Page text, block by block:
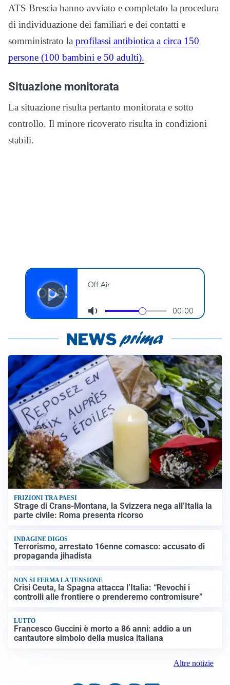
ATS Brescia hanno avviato e completato la procedura
di individuazione dei familiari e dei contatti e
somministrato la profilassi antibiotica a circa 150
persone (100 bambini e 50 adulti).
Situazione monitorata
La situazione risulta pertanto monitorata e sotto
controllo. Il minore ricoverato risulta in condizioni
stabili.
FRIZIONI TRA PAESI
Strage di Crans-Montana, la Svizzera nega all’Italia la
parte civile: Roma presenta ricorso
INDAGINE DIGOS
Terrorismo, arrestato 16enne comasco: accusato di
propaganda jihadista
NON SI FERMA LA TENSIONE
Crisi Ceuta, la Spagna attacca l’Italia: “Revochi i
controlli alle frontiere o prenderemo contromisure”
LUTTO
Francesco Guccini è morto a 86 anni: addio a un
cantautore simbolo della musica italiana
Altre notizie